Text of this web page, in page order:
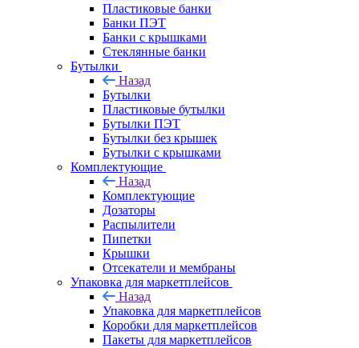
Пластиковые банки
Банки ПЭТ
Банки с крышками
Стеклянные банки
Бутылки
Назад
Бутылки
Пластиковые бутылки
Бутылки ПЭТ
Бутылки без крышек
Бутылки с крышками
Комплектующие
Назад
Комплектующие
Дозаторы
Распылители
Пипетки
Крышки
Отсекатели и мембраны
Упаковка для маркетплейсов
Назад
Упаковка для маркетплейсов
Коробки для маркетплейсов
Пакеты для маркетплейсов